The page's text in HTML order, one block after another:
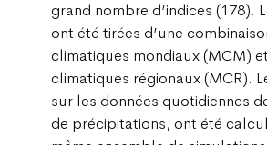
grand nombre d’indices (178).
ont été tirées d’une
climatiques mondiaux (MCM)
climatiques régionaux (MCR).
sur les données quotidiennes
de précipitations, ont été